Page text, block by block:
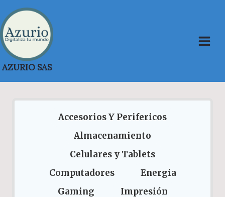
Saltar
al
contenido
AZURIO SAS
Accesorios Y Perifericos
Almacenamiento
Celulares y Tablets
Computadores
Energia
Gaming
Impresión